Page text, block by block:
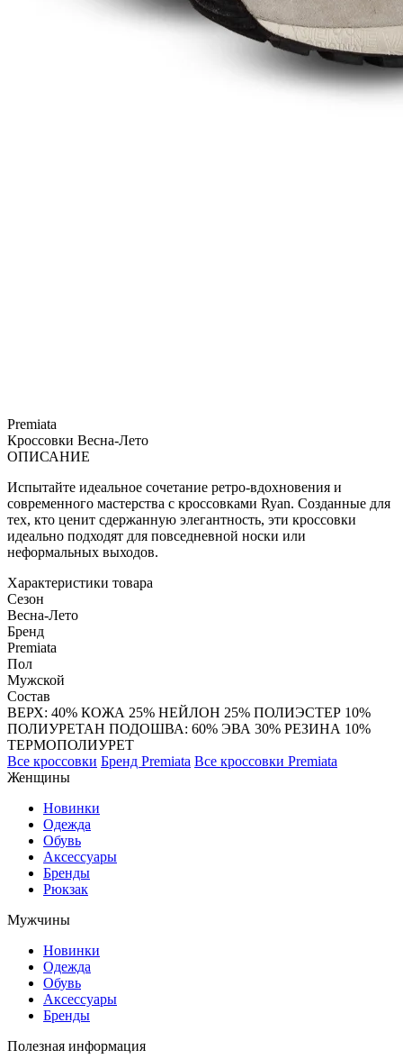
Premiata
Кроссовки Весна-Лето
ОПИСАНИЕ
Испытайте идеальное сочетание ретро-вдохновения и
современного мастерства с кроссовками Ryan. Созданные для
тех, кто ценит сдержанную элегантность, эти кроссовки
идеально подходят для повседневной носки или
неформальных выходов.
Характеристики товара
Сезон
Весна-Лето
Бренд
Premiata
Пол
Мужской
Состав
ВЕРХ: 40% КОЖА 25% НЕЙЛОН 25% ПОЛИЭСТЕР 10%
ПОЛИУРЕТАН ПОДОШВА: 60% ЭВА 30% РЕЗИНА 10%
ТЕРМОПОЛИУРЕТ
Все кроссовки Бренд Premiata Все кроссовки Premiata
Женщины
Новинки
Одежда
Обувь
Аксессуары
Бренды
Рюкзак
Мужчины
Новинки
Одежда
Обувь
Аксессуары
Бренды
Полезная информация